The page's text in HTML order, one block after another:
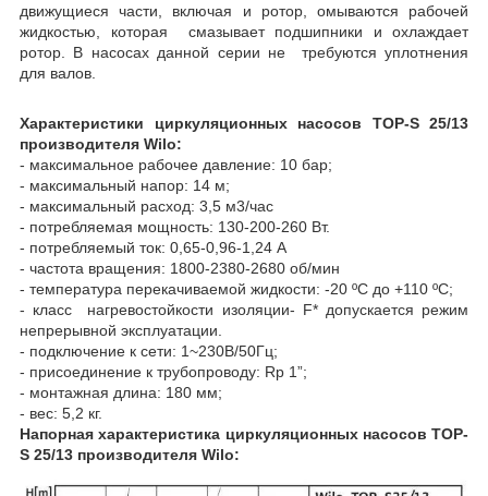
движущиеся части, включая и ротор, омываются рабочей
жидкостью, которая смазывает подшипники и охлаждает
ротор. В насосах данной серии не требуются уплотнения
для валов.
Характеристики циркуляционных насосов TOP-S 25/13
производителя Wilo:
- максимальное рабочее давление: 10 бар;
- максимальный напор: 14 м;
- максимальный расход: 3,5 м3/час
- потребляемая мощность: 130-200-260 Вт.
- потребляемый ток: 0,65-0,96-1,24 А
- частота вращения: 1800-2380-2680 об/мин
- температура перекачиваемой жидкости: -20 ºC до +110 ºC;
- класс нагревостойкости изоляции- F* допускается режим
непрерывной эксплуатации.
- подключение к сети: 1~230В/50Гц;
- присоединение к трубопроводу: Rp 1”;
- монтажная длина: 180 мм;
- вес: 5,2 кг.
Напорная характеристика циркуляционных насосов TOP-
S 25/13 производителя Wilo: